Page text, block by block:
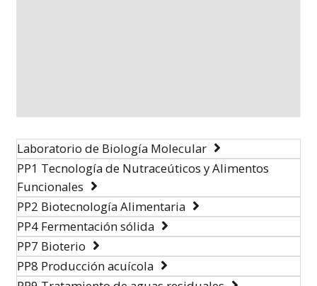
Laboratorio de Biología Molecular
PP1 Tecnología de Nutraceúticos y Alimentos
Funcionales
PP2 Biotecnología Alimentaria
PP4 Fermentación sólida
PP7 Bioterio
PP8 Producción acuícola